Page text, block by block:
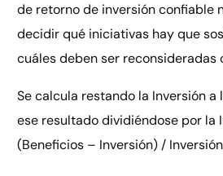
de retorno de inversión confiable
decidir qué iniciativas hay que
cuáles deben ser reconsideradas
Se calcula restando la Inversión a
ese resultado dividiéndose por la
(Beneficios – Inversión) / Inversión